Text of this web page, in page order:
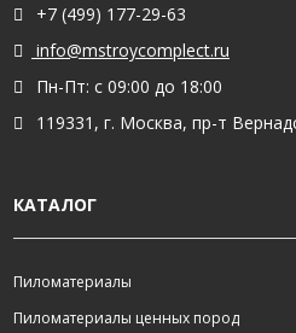
+7 (499) 177-29-63
info@mstroycomplect.ru
Пн-Пт: с 09:00 до 18:00
119331, г. Москва, пр-т
КАТАЛОГ
Пиломатериалы
Пиломатериалы ценных пород